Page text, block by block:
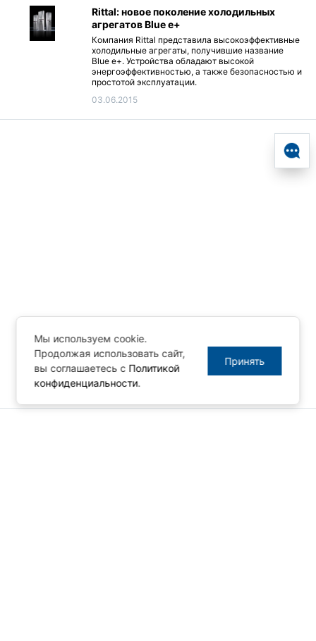
Rittal: новое поколение холодильных
агрегатов Blue e+
Компания Rittal представила высокоэффективные
холодильные агрегаты, получившие название
Blue e+. Устройства обладают высокой
энергоэффективностью, а также безопасностью и
простотой эксплуатации.
03.06.2015
Мы используем cookie.
Продолжая использовать сайт,
вы соглашаетесь с Политикой
конфиденциальности.
Принять